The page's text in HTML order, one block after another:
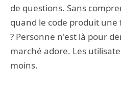
de questions. Sans
quand le code produit
? Personne n'est là pour
marché adore. Les
moins.